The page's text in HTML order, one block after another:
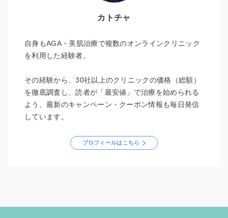
カトチャ
自身もAGA・美肌治療で複数のオンラインクリニック
を利用した経験者。
その経験から、30社以上のクリニックの価格（総額）
を徹底調査し、読者が「最安値」で治療を始められる
よう、最新のキャンペーン・クーポン情報も毎日発信
しています。
プロフィールはこちら